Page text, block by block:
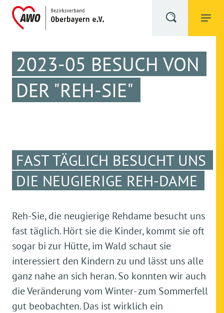
2023-05 BESUCH VON
DER "REH-SIE"
FAST TÄGLICH BESUCHT UNS
DIE NEUGIERIGE REH-DAME
Reh-Sie, die neugierige Rehdame besucht uns
fast täglich. Hört sie die Kinder, kommt sie oft
sogar bi zur Hütte, im Wald schaut sie
interessiert den Kindern zu und lässt uns alle
ganz nahe an sich heran. So konnten wir auch
die Veränderung vom Winter- zum Sommerfell
gut beobachten. Das ist wirklich ein